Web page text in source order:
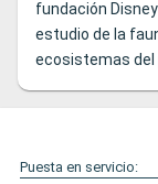
fundación
estudio de la
ecosistemas del
Puesta en servicio: